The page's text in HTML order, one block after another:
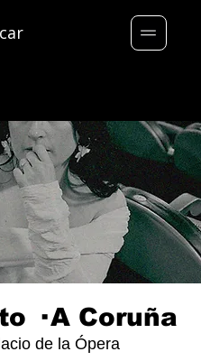
· A Coruña
de la Ópera